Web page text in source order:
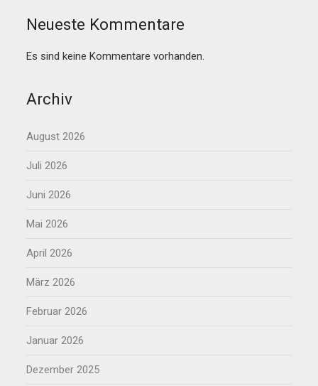
Neueste Kommentare
Es sind keine Kommentare vorhanden.
Archiv
August 2026
Juli 2026
Juni 2026
Mai 2026
April 2026
März 2026
Februar 2026
Januar 2026
Dezember 2025